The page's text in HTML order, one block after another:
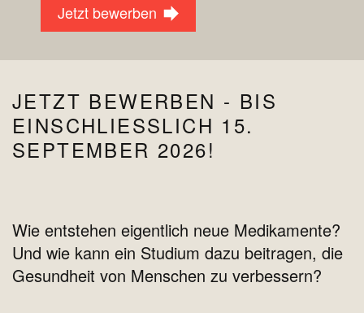
Jetzt bewerben
JETZT BEWERBEN - BIS
EINSCHLIESSLICH 15. S
EPTEMBER 2026!
Wie entstehen eigentlich neue Medikamente?
Und wie kann ein Studium dazu beitragen, die
Gesundheit von Menschen zu verbessern?